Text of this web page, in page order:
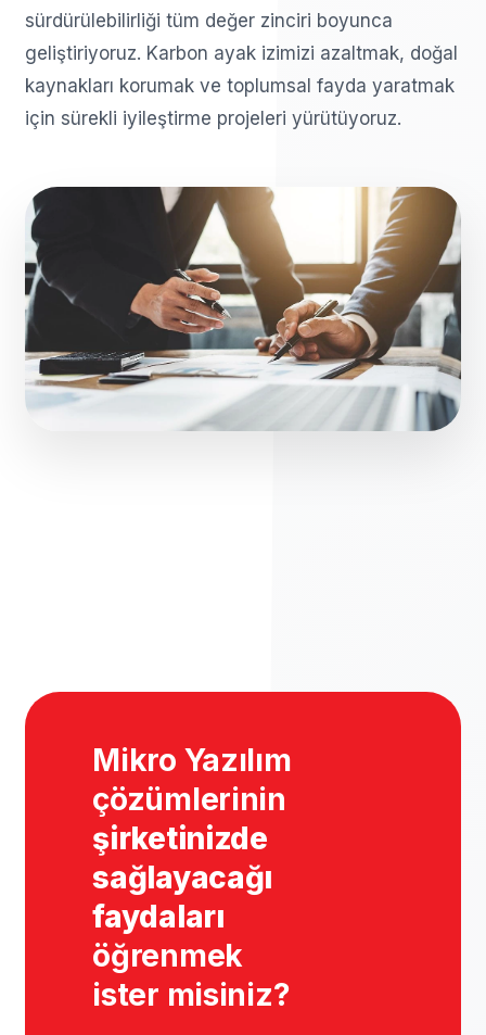
sürdürülebilirliği tüm değer zinciri boyunca
geliştiriyoruz. Karbon ayak izimizi azaltmak, doğal
kaynakları korumak ve toplumsal fayda yaratmak
için sürekli iyileştirme projeleri yürütüyoruz.
Mikro Yazılım
çözümlerinin
şirketinizde
sağlayacağı
faydaları
öğrenmek
ister misiniz?